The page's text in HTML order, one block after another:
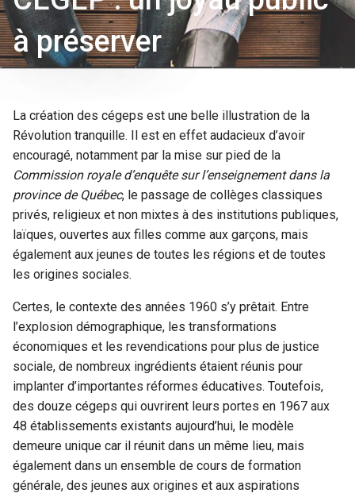
à préserver
La création des cégeps est une belle illustration de la
Révolution tranquille. Il est en effet audacieux d’avoir
encouragé, notamment par la mise sur pied de la
Commission royale d’enquête sur l’enseignement dans la
province de Québec, le passage de collèges classiques
privés, religieux et non mixtes à des institutions publiques,
laïques, ouvertes aux filles comme aux garçons, mais
également aux jeunes de toutes les régions et de toutes
les origines sociales.
Certes, le contexte des années 1960 s’y prêtait. Entre
l’explosion démographique, les transformations
économiques et les revendications pour plus de justice
sociale, de nombreux ingrédients étaient réunis pour
implanter d’importantes réformes éducatives. Toutefois,
des douze cégeps qui ouvrirent leurs portes en 1967 aux
48 établissements existants aujourd’hui, le modèle
demeure unique car il réunit dans un même lieu, mais
également dans un ensemble de cours de formation
générale, des jeunes aux origines et aux aspirations